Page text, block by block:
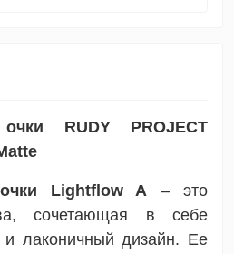
RUDY PROJECT
Lightflow A – это
сочетающая в себе
и лаконичный дизайн. Ее